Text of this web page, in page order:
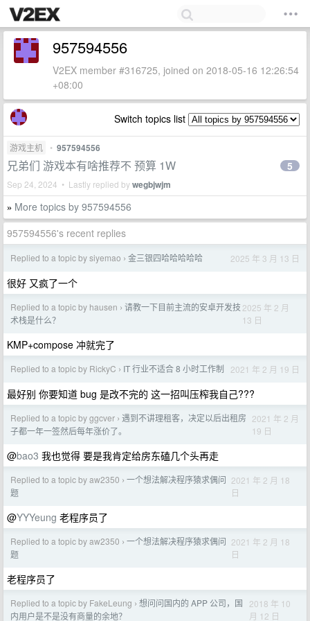
957594556
V2EX member #316725, joined on 2018-05-16 12:26:54
+08:00
Switch topics list
游戏主机 • 957594556
兄弟们 游戏本有啥推荐不 预算 1W
Sep 24, 2024 • Lastly replied bywegbjwjm
5
» More topics by 957594556
957594556's recent replies
Replied to a topic by siyemao › 金三银四哈哈哈哈哈 2025 年 3 月 13 日
很好 又疯了一个
Replied to a topic by hausen › 请教一下目前主流的安卓开发技
术栈是什么？
2025 年 2 月
13 日
KMP+compose 冲就完了
Replied to a topic by RickyC › IT 行业不适合 8 小时工作制 2021 年 2 月 19 日
最好别 你要知道 bug 是改不完的 这一招叫压榨我自己???
Replied to a topic by ggcver › 遇到不讲理租客，决定以后出租房
子都一年一签然后每年涨价了。
2021 年 2 月
19 日
@bao3 我也觉得 要是我肯定给房东磕几个头再走
Replied to a topic by aw2350 › 一个想法解决程序猿求偶问
题
2021 年 2 月 18
日
@YYYeung 老程序员了
Replied to a topic by aw2350 › 一个想法解决程序猿求偶问
题
2021 年 2 月 18
日
老程序员了
Replied to a topic by FakeLeung › 想问问国内的 APP 公司，国
内用户是不是没有商量的余地？
2018 年 10
月 12 日